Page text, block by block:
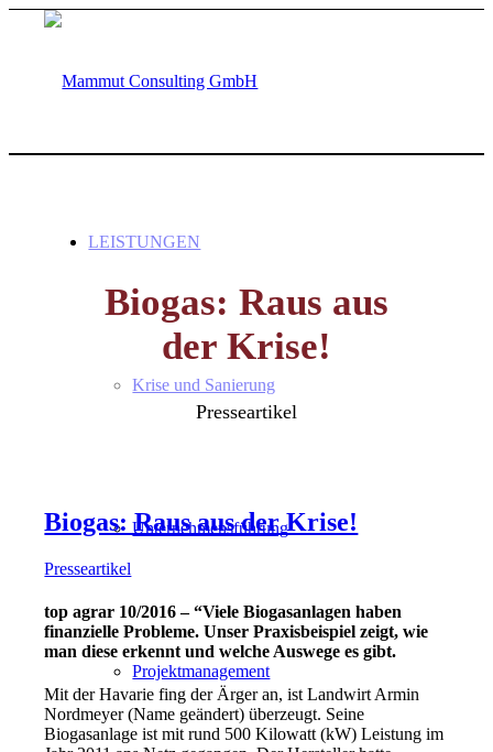
LEISTUNGEN
Krise und Sanierung
Unternehmensführung
Projektmanagement
Biogas: Raus aus
der Krise!
Presseartikel
Biogas: Raus aus der Krise!
Presseartikel
top agrar 10/2016 – “Viele Biogasanlagen haben
finanzielle Probleme. Unser Praxisbeispiel zeigt, wie
man diese erkennt und welche Auswege es gibt.
Mit der Havarie fing der Ärger an, ist Landwirt Armin
Nordmeyer (Name geändert) überzeugt. Seine
Biogasanlage ist mit rund 500 Kilowatt (kW) Leistung im